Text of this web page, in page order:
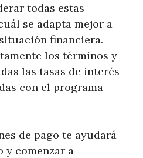
todas estas
se adapta mejor a
financiera.
los términos y
las tasas de interés
con el programa
de pago te ayudará
y comenzar a